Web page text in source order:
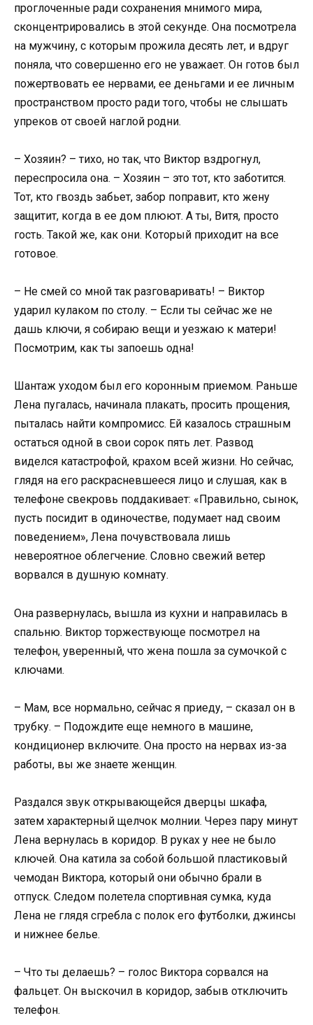
проглоченные ради сохранения мнимого мира,
сконцентрировались в этой секунде. Она посмотрела
на мужчину, с которым прожила десять лет, и вдруг
поняла, что совершенно его не уважает. Он готов был
пожертвовать ее нервами, ее деньгами и ее личным
пространством просто ради того, чтобы не слышать
упреков от своей наглой родни.
– Хозяин? – тихо, но так, что Виктор вздрогнул,
переспросила она. – Хозяин – это тот, кто заботится.
Тот, кто гвоздь забьет, забор поправит, кто жену
защитит, когда в ее дом плюют. А ты, Витя, просто
гость. Такой же, как они. Который приходит на все
готовое.
– Не смей со мной так разговаривать! – Виктор
ударил кулаком по столу. – Если ты сейчас же не
дашь ключи, я собираю вещи и уезжаю к матери!
Посмотрим, как ты запоешь одна!
Шантаж уходом был его коронным приемом. Раньше
Лена пугалась, начинала плакать, просить прощения,
пыталась найти компромисс. Ей казалось страшным
остаться одной в свои сорок пять лет. Развод
виделся катастрофой, крахом всей жизни. Но сейчас,
глядя на его раскрасневшееся лицо и слушая, как в
телефоне свекровь поддакивает: «Правильно, сынок,
пусть посидит в одиночестве, подумает над своим
поведением», Лена почувствовала лишь
невероятное облегчение. Словно свежий ветер
ворвался в душную комнату.
Она развернулась, вышла из кухни и направилась в
спальню. Виктор торжествующе посмотрел на
телефон, уверенный, что жена пошла за сумочкой с
ключами.
– Мам, все нормально, сейчас я приеду, – сказал он в
трубку. – Подождите еще немного в машине,
кондиционер включите. Она просто на нервах из-за
работы, вы же знаете женщин.
Раздался звук открывающейся дверцы шкафа,
затем характерный щелчок молнии. Через пару минут
Лена вернулась в коридор. В руках у нее не было
ключей. Она катила за собой большой пластиковый
чемодан Виктора, который они обычно брали в
отпуск. Следом полетела спортивная сумка, куда
Лена не глядя сгребла с полок его футболки, джинсы
и нижнее белье.
– Что ты делаешь? – голос Виктора сорвался на
фальцет. Он выскочил в коридор, забыв отключить
телефон.